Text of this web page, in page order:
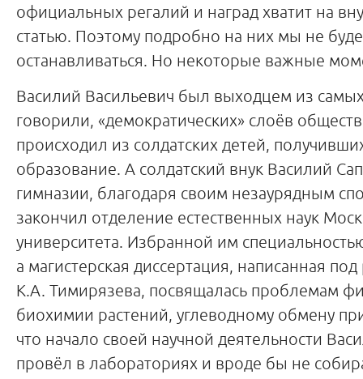
официальных регалий и наград хватит на
статью. Поэтому подробно на них мы не
останавливаться. Но некоторые важные
Василий Васильевич был выходцем из
говорили, «демократических» слоёв
происходил из солдатских детей,
образование. А солдатский внук Василий
гимназии, благодаря своим незаурядным
закончил отделение естественных наук
университета. Избранной им
а магистерская диссертация, написанная
К.А. Тимирязева, посвящалась проблемам
биохимии растений, углеводному обмену
что начало своей научной деятельности
провёл в лабораториях и вроде бы не